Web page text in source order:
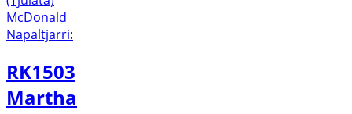
RK1503
Martha